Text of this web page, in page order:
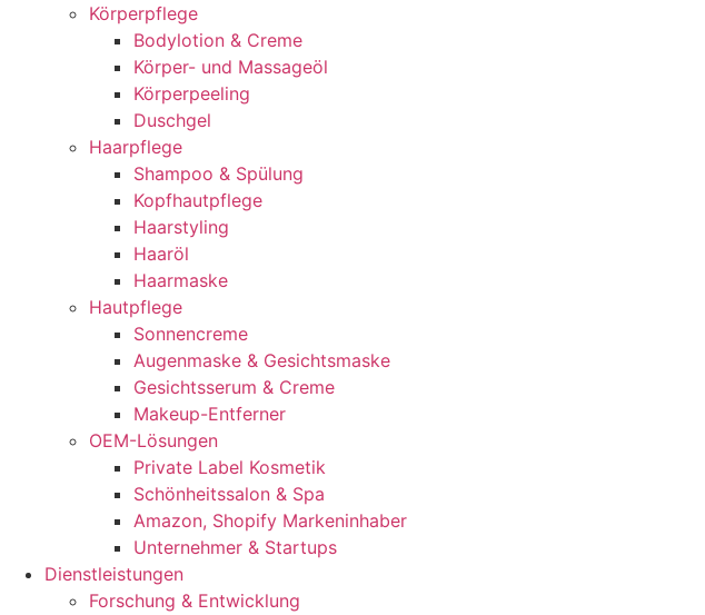
Körperpflege
Bodylotion & Creme
Körper- und Massageöl
Körperpeeling
Duschgel
Haarpflege
Shampoo & Spülung
Kopfhautpflege
Haarstyling
Haaröl
Haarmaske
Hautpflege
Sonnencreme
Augenmaske & Gesichtsmaske
Gesichtsserum & Creme
Makeup-Entferner
OEM-Lösungen
Private Label Kosmetik
Schönheitssalon & Spa
Amazon, Shopify Markeninhaber
Unternehmer & Startups
Dienstleistungen
Forschung & Entwicklung